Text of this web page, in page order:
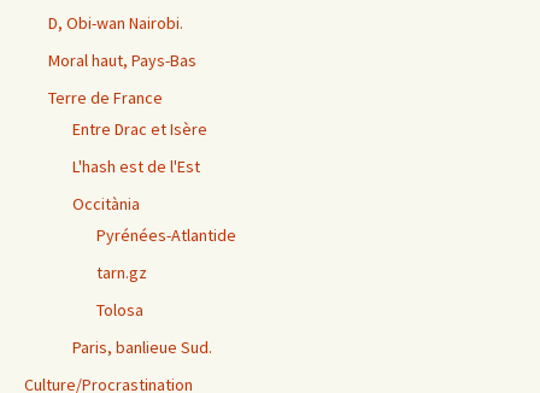
D, Obi-wan Nairobi.
Moral haut, Pays-Bas
Terre de France
Entre Drac et Isère
L'hash est de l'Est
Occitània
Pyrénées-Atlantide
tarn.gz
Tolosa
Paris, banlieue Sud.
Culture/Procrastination